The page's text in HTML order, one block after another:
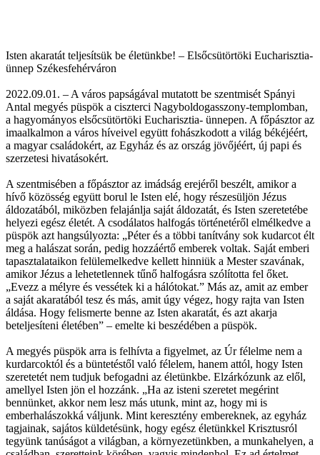
Isten akaratát teljesítsük be életünkbe! – Elsőcsütörtöki Eucharisztia-
ünnep Székesfehérváron
2022.09.01. – A város papságával mutatott be szentmisét Spányi
Antal megyés püspök a ciszterci Nagyboldogasszony-templomban,
a hagyományos elsőcsütörtöki Eucharisztia- ünnepen. A főpásztor az
imaalkalmon a város híveivel együtt fohászkodott a világ békéjéért,
a magyar családokért, az Egyház és az ország jövőjéért, új papi és
szerzetesi hivatásokért.
A szentmisében a főpásztor az imádság erejéről beszélt, amikor a
hívő közösség együtt borul le Isten elé, hogy részesüljön Jézus
áldozatából, miközben felajánlja saját áldozatát, és Isten szeretetébe
helyezi egész életét. A csodálatos halfogás történetéről elmélkedve a
püspök azt hangsúlyozta: „Péter és a többi tanítvány sok kudarcot élt
meg a halászat során, pedig hozzáértő emberek voltak. Saját emberi
tapasztalataikon felülemelkedve kellett hinniük a Mester szavának,
amikor Jézus a lehetetlennek tűnő halfogásra szólította fel őket.
„Evezz a mélyre és vessétek ki a hálótokat.” Más az, amit az ember
a saját akaratából tesz és más, amit úgy végez, hogy rajta van Isten
áldása. Hogy felismerte benne az Isten akaratát, és azt akarja
beteljesíteni életében” – emelte ki beszédében a püspök.
A megyés püspök arra is felhívta a figyelmet, az Úr félelme nem a
kurdarcoktól és a büntetéstől való félelem, hanem attól, hogy Isten
szeretetét nem tudjuk befogadni az életünkbe. Elzárkózunk az elől,
amellyel Isten jön el hozzánk. „Ha az isteni szeretet megérint
bennünket, akkor nem lesz más utunk, mint az, hogy mi is
emberhalászokká váljunk. Mint keresztény embereknek, az egyház
tagjainak, sajátos küldetésünk, hogy egész életünkkel Krisztusról
tegyünk tanúságot a világban, a környezetünkben, a munkahelyen, a